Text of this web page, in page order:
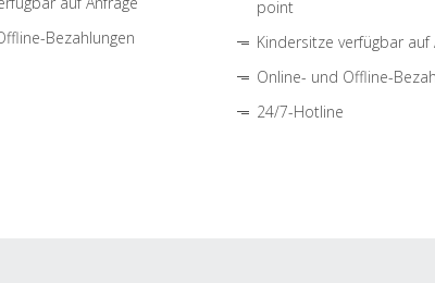
Bezahlungen
point
Kindersitze verfügbar auf
Online- und Offline-
24/7-Hotline